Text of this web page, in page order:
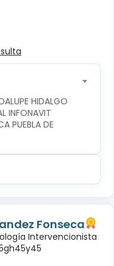
HIDALGO
INFONAVIT
PUEBLA DE
Fonseca
Intervencionista